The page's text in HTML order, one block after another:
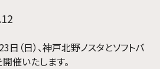
日（日）、神戸北野ノスタとソフトバ
催いたします。